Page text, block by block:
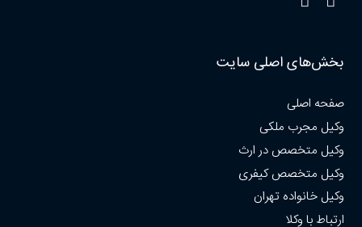
بخش‌های اصلی سایت
صفحه اصلی
وکیل مجرب ملکی
وکیل متخصص در ارث
وکیل متخصص کیفری
وکیل خانواده تهران
ارتباط با وکلا